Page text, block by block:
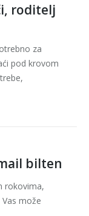
roditelj
za
pod krovom
bilten
rokovima,
može